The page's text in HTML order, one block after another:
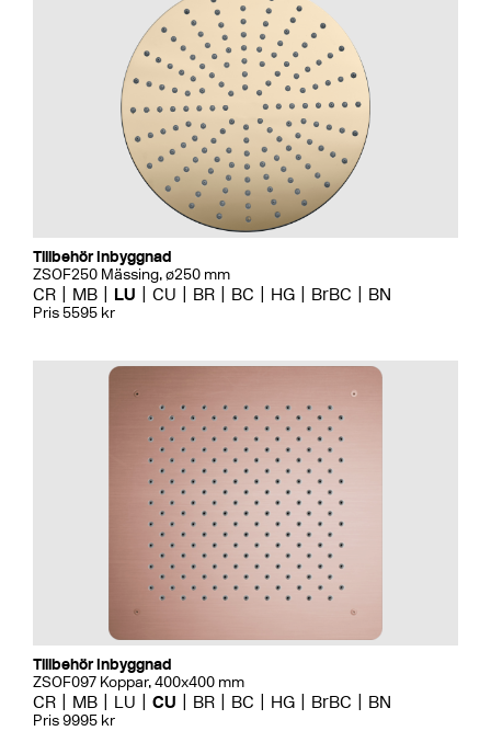
Tillbehör Inbyggnad
ZSOF250 Mässing, ø250 mm
CR MB LU CU BR BC HG BrBC BN
Pris 5595 kr
Tillbehör Inbyggnad
ZSOF097 Koppar, 400x400 mm
CR MB LU CU BR BC HG BrBC BN
Pris 9995 kr